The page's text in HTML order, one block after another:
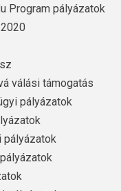
Program pályázatok
válási támogatás
pályázatok
pályázatok